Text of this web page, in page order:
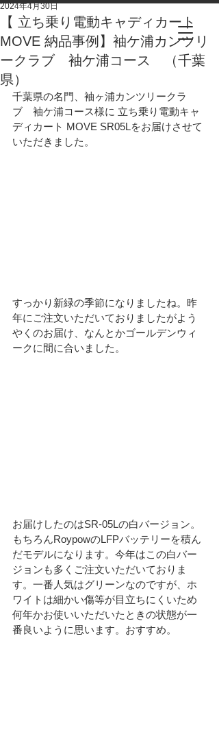
【 立ち乗り電動キャディカート
MOVE 納品事例】袖ケ浦カンツリ
ークラブ 袖ケ浦コース （千葉
県）
2024年4月30日
千葉県の名門、袖ヶ浦カンツリークラ
ブ　袖ケ浦コース様に 立ち乗り電動キャ
ディカート MOVE SR05Lをお届けさせて
いただきました。
すっかり新緑の季節になりましたね。昨
年にご注文いただいておりましたがよう
やくのお届け、なんとかゴールデンウィ
ークに間に合いました。
お届けしたのはSR-05Lの白バージョン。
もちろんRoypowのLFPバッテリーを積ん
だモデルになります。今年はこの白バー
ジョンも多くご注文いただいておりま
す。一番人気はグリーンなのですが、ホ
ワイトは細かい傷等が目立ちにくいため
何年かお使いいただいたときの状態が一
番良いように思います。おすすめ。